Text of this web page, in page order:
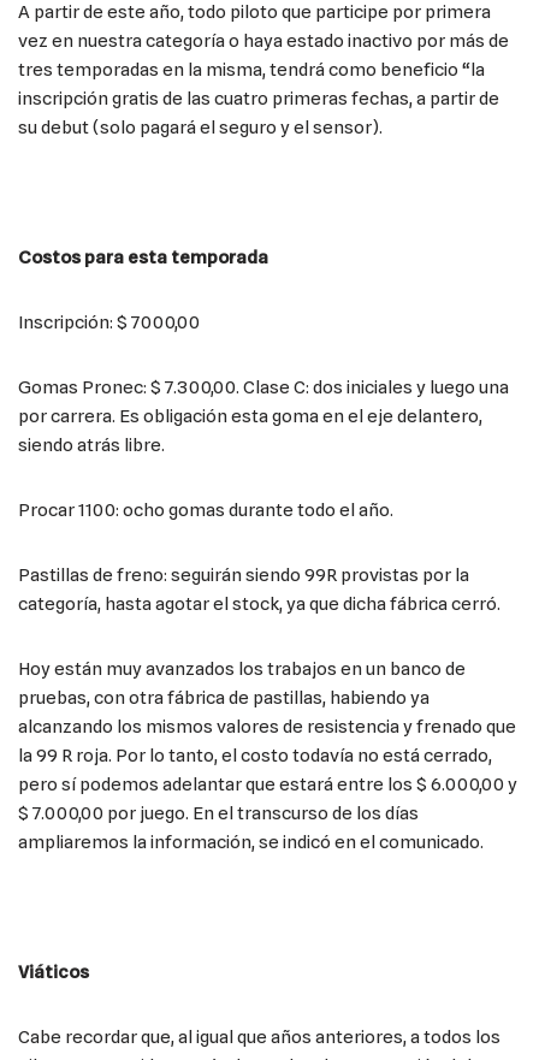
A partir de este año, todo piloto que participe por primera
vez en nuestra categoría o haya estado inactivo por más de
tres temporadas en la misma, tendrá como beneficio “la
inscripción gratis de las cuatro primeras fechas, a partir de
su debut (solo pagará el seguro y el sensor).
Costos para esta temporada
Inscripción: $ 7000,00
Gomas Pronec: $ 7.300,00. Clase C: dos iniciales y luego una
por carrera. Es obligación esta goma en el eje delantero,
siendo atrás libre.
Procar 1100: ocho gomas durante todo el año.
Pastillas de freno: seguirán siendo 99R provistas por la
categoría, hasta agotar el stock, ya que dicha fábrica cerró.
Hoy están muy avanzados los trabajos en un banco de
pruebas, con otra fábrica de pastillas, habiendo ya
alcanzando los mismos valores de resistencia y frenado que
la 99 R roja. Por lo tanto, el costo todavía no está cerrado,
pero sí podemos adelantar que estará entre los $ 6.000,00 y
$ 7.000,00 por juego. En el transcurso de los días
ampliaremos la información, se indicó en el comunicado.
Viáticos
Cabe recordar que, al igual que años anteriores, a todos los